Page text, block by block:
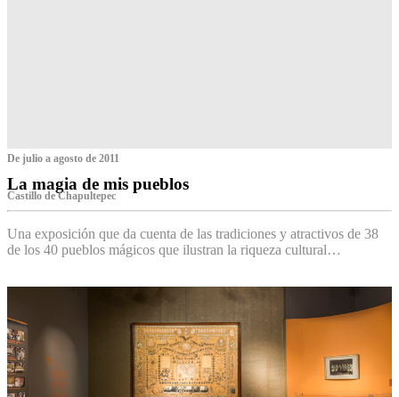
De julio a agosto de 2011
La magia de mis pueblos
Castillo de Chapultepec
Una exposición que da cuenta de las tradiciones y atractivos de 38
de los 40 pueblos mágicos que ilustran la riqueza cultural…